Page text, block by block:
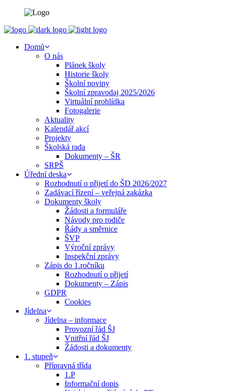
Domů
O nás
Plánek školy
Historie školy
Školní noviny
Školní zpravodaj 2025/2026
Virtuální prohlídka
Fotogalerie
Aktuality
Kalendář akcí
Projekty
Školská rada
Dokumenty – ŠR
SRPŠ
Úřední deska
Rozhodnutí o přijetí do ŠD 2026/2027
Zadávací řízení – veřejná zakázka
Dokumenty školy
Žádosti a formuláře
Návody pro rodiče
Řády a směrnice
ŠVP
Výroční zprávy
Inspekční zprávy
Zápis do 1.ročníku
Rozhodnutí o přijetí
Dokumenty – Zápis
GDPR
Cookies
Jídelna
Jídelna – informace
Provozní řád ŠJ
Vnitřní řád ŠJ
Žádosti a dokumenty
1. stupeň
Přípravná třída
1.P
Informační dopis